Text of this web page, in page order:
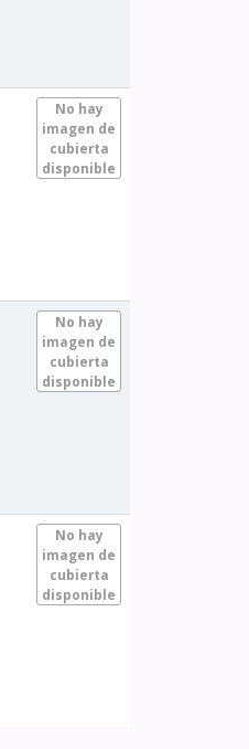
No hay
imagen de
cubierta
disponible
No hay
imagen de
cubierta
disponible
No hay
imagen de
cubierta
disponible